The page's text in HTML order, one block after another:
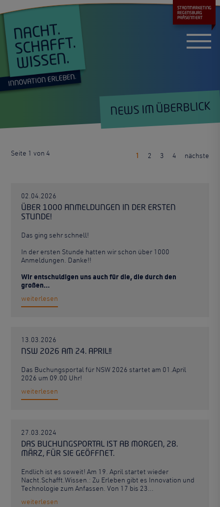
NEWS IM ÜBERBLICK
Seite 1 von 4 1 2 3 4 nächste
02.04.2026
ÜBER 1000 ANMELDUNGEN IN DER ERSTEN
STUNDE!
Das ging sehr schnell!
In der ersten Stunde hatten wir schon über 1000
Anmeldungen. Danke!!
Wir entschuldigen uns auch für die, die durch den
großen…
weiterlesen
13.03.2026
NSW 2026 AM 24. APRIL!!
Das Buchungsportal für NSW 2026 startet am 01.April
2026 um 09.00 Uhr!
weiterlesen
27.03.2024
DAS BUCHUNGSPORTAL IST AB MORGEN, 28.
MÄRZ, FÜR SIE GEÖFFNET.
Endlich ist es soweit! Am 19. April startet wieder
Nacht.Schafft.Wissen.: Zu Erleben gibt es Innovation und
Technologie zum Anfassen. Von 17 bis 23…
weiterlesen